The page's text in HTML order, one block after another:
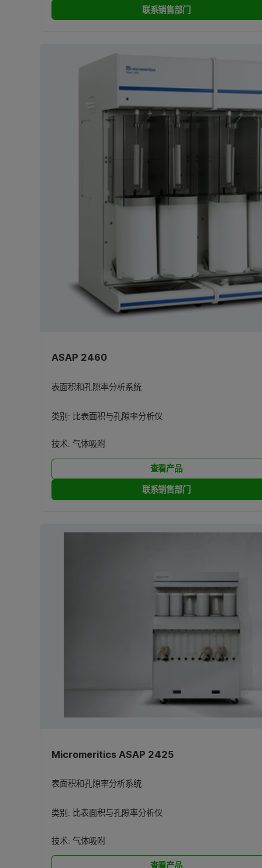
联系销售部门
ASAP 2460
表面积和孔隙率分析系统
类别: 比表面积与孔隙率分析仪
技术:气体吸附
查看产品
联系销售部门
Micromeritics ASAP 2425
表面积和孔隙率分析系统
类别: 比表面积与孔隙率分析仪
技术:气体吸附
查看产品